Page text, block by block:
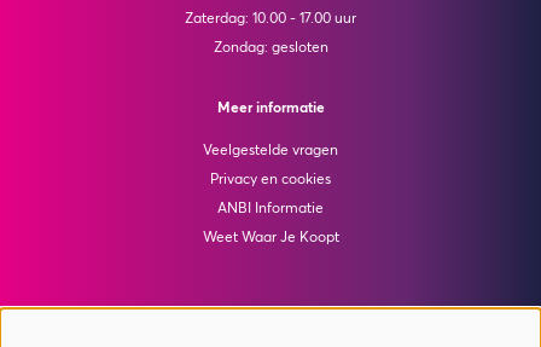
Zaterdag: 10.00 - 17.00 uur
Zondag: gesloten
Meer informatie
Veelgestelde vragen
Privacy en cookies
ANBI Informatie
Weet Waar Je Koopt